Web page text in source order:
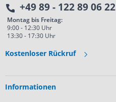
+49 89 - 122 89 06 22
Montag bis Freitag:
9:00 - 12:30 Uhr
13:30 - 17:30 Uhr
Kostenloser Rückruf
Informationen